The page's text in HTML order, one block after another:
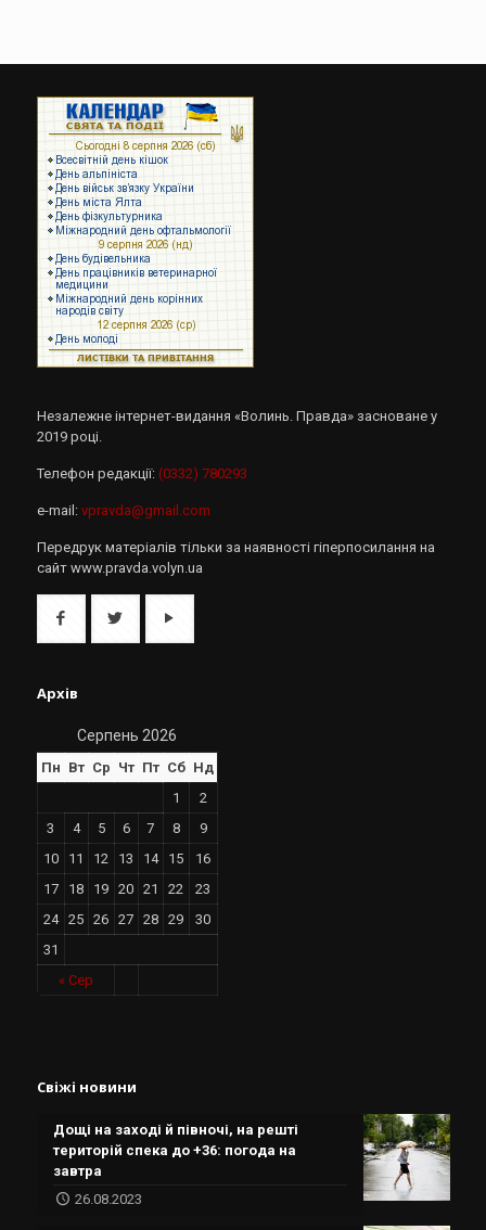
Незалежне інтернет-видання «Волинь. Правда» засноване у
2019 році.
Телефон редакції: (0332) 780293
e-mail: vpravda@gmail.com
Передрук матеріалів тільки за наявності гіперпосилання на
сайт www.pravda.volyn.ua
Архів
Серпень 2026
Пн Вт Ср Чт Пт Сб Нд
« Сер
1
2
3
4 5 6 7 8
9
10
11 12 13 14 15
16
17
18 19 20 21 22
23
24
25 26 27 28 29
30
31
Свіжі новини
Дощі на заході й півночі, на решті
територій спека до +36: погода на
завтра
26.08.2023